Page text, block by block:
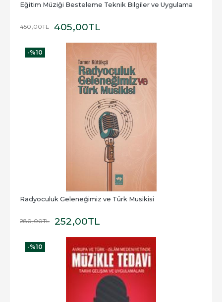
Eğitim Müziği Besteleme Teknik Bilgiler ve Uygulama
450,00TL 405,00TL
-%10
Radyoculuk Geleneğimiz ve Türk Musikisi
280,00TL 252,00TL
-%10